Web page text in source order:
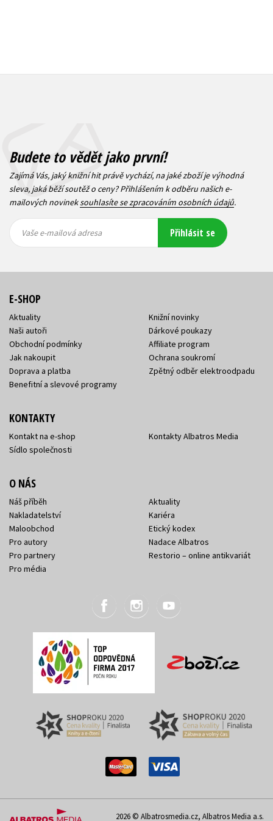
Budete to vědět jako první!
Zajímá Vás, jaký knižní hit právě vychází, na jaké zboží je výhodná
sleva, jaká běží soutěž o ceny? Přihlášením k odběru našich e-
mailových novineksouhlasíte se zpracováním osobních údajů.
mailová
mailová
Vaše e-mailová adresa Přihlásit se
E-SHOP
Aktuality
Naši autoři
Obchodní podmínky
Jak nakoupit
Doprava a platba
Benefitní a slevové programy
Knižní novinky
Dárkové poukazy
Affiliate program
Ochrana soukromí
Zpětný odběr elektroodpadu
KONTAKTY
Kontakt na e-shop
Sídlo společnosti
Kontakty Albatros Media
O NÁS
Náš příběh
Nakladatelství
Maloobchod
Pro autory
Pro partnery
Pro média
Aktuality
Kariéra
Etický kodex
Nadace Albatros
Restorio – online antikvariát
2026 © Albatrosmedia.cz, Albatros Media a.s.